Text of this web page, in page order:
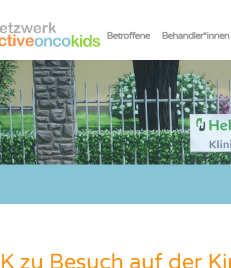
Betroffene Behandler*innen
zu Besuch auf der